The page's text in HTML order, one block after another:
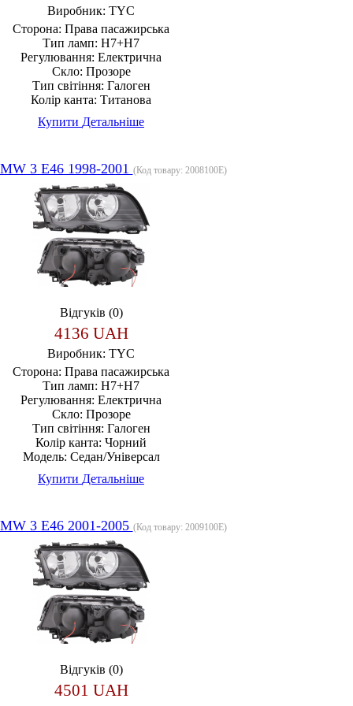
Виробник: TYC
Сторона: Права пасажирська
Тип ламп: H7+H7
Регулювання: Електрична
Скло: Прозоре
Тип світіння: Галоген
Колір канта: Титанова
Купити Детальніше
3 E46 1998-2001 (Код товару: 2008100E)
Відгуків (0)
4136 UAH
Виробник: TYC
Сторона: Права пасажирська
Тип ламп: H7+H7
Регулювання: Електрична
Скло: Прозоре
Тип світіння: Галоген
Колір канта: Чорний
Модель: Седан/Універсал
Купити Детальніше
3 E46 2001-2005 (Код товару: 2009100E)
Відгуків (0)
4501 UAH